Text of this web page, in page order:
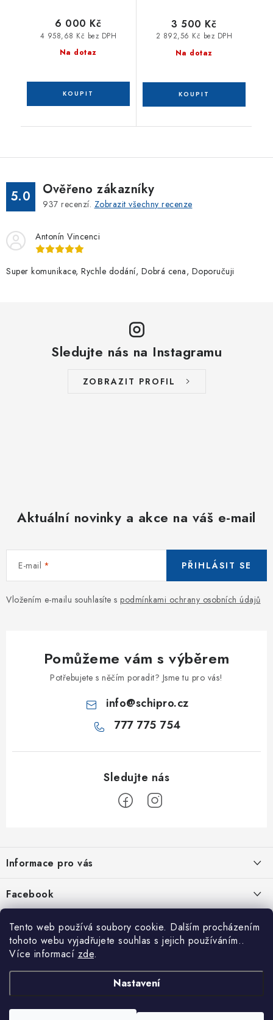
Tento web používá soubory cookie. Dalším procházením
tohoto webu vyjadřujete souhlas s jejich používáním..
Více informací zde.
Nastavení
Na dotaz
4 958,68 Kč bez DPH
6 000 Kč
Na dotaz
2 892,56 Kč bez DPH
3 500 Kč
5.0 Ověřeno zákazníky
937 recenzí. Zobrazit všechny recenze
Antonín Vincenci
Super komunikace, Rychle dodání, Dobrá cena, Doporučuji
Sledujte nás na Instagramu
ZOBRAZIT PROFIL
Aktuální novinky a akce na váš e-mail
E-mail
Vložením e-mailu souhlasíte s podmínkami ochrany osobních údajů
PŘIHLÁSIT SE
Pomůžeme vám s výběrem
Potřebujete s něčím poradit? Jsme tu pro vás!
info@schipro.cz
777 775 754
p
a
t
í
Informace pro vás
Obchodní podmínky
Podmínky ochrany osobních údajů
Reklamace
Facebook
. Všechna práva vyhrazena.Upravit nastavení